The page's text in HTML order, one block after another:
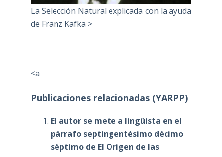
La Selección Natural explicada con la ayuda
de Franz Kafka >
<a
Publicaciones relacionadas (YARPP)
El autor se mete a lingüista en el
párrafo septingentésimo décimo
séptimo de El Origen de las